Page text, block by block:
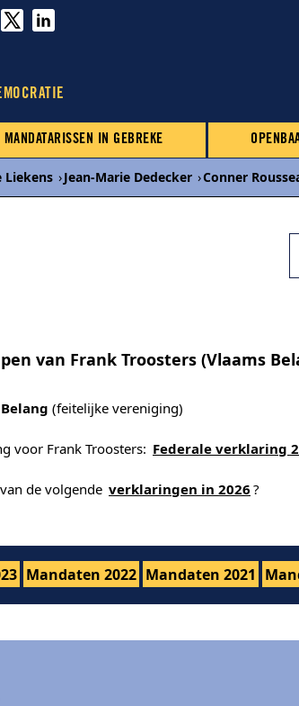
MANDATARISSEN IN GEBREKE
Liekens ›Jean-Marie Dedecker ›Conner
van Frank Troosters (Vlaams
(feitelijke vereniging)
voor Frank Troosters: Federale verklaring
de volgende verklaringen in 2026 ?
Mandaten 2022 Mandaten 2021